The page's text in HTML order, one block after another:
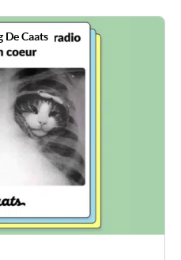
De Caats